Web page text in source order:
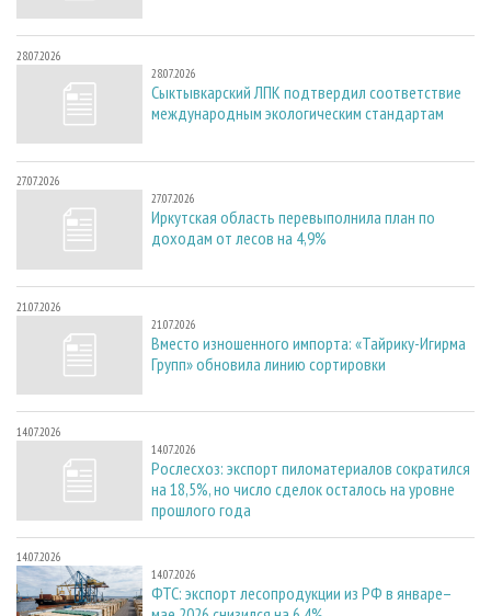
28.07.2026
28.07.2026
Сыктывкарский ЛПК подтвердил соответствие
международным экологическим стандартам
27.07.2026
27.07.2026
Иркутская область перевыполнила план по
доходам от лесов на 4,9%
21.07.2026
21.07.2026
Вместо изношенного импорта: «Тайрику-Игирма
Групп» обновила линию сортировки
14.07.2026
14.07.2026
Рослесхоз: экспорт пиломатериалов сократился
на 18,5%, но число сделок осталось на уровне
прошлого года
14.07.2026
14.07.2026
ФТС: экспорт лесопродукции из РФ в январе–